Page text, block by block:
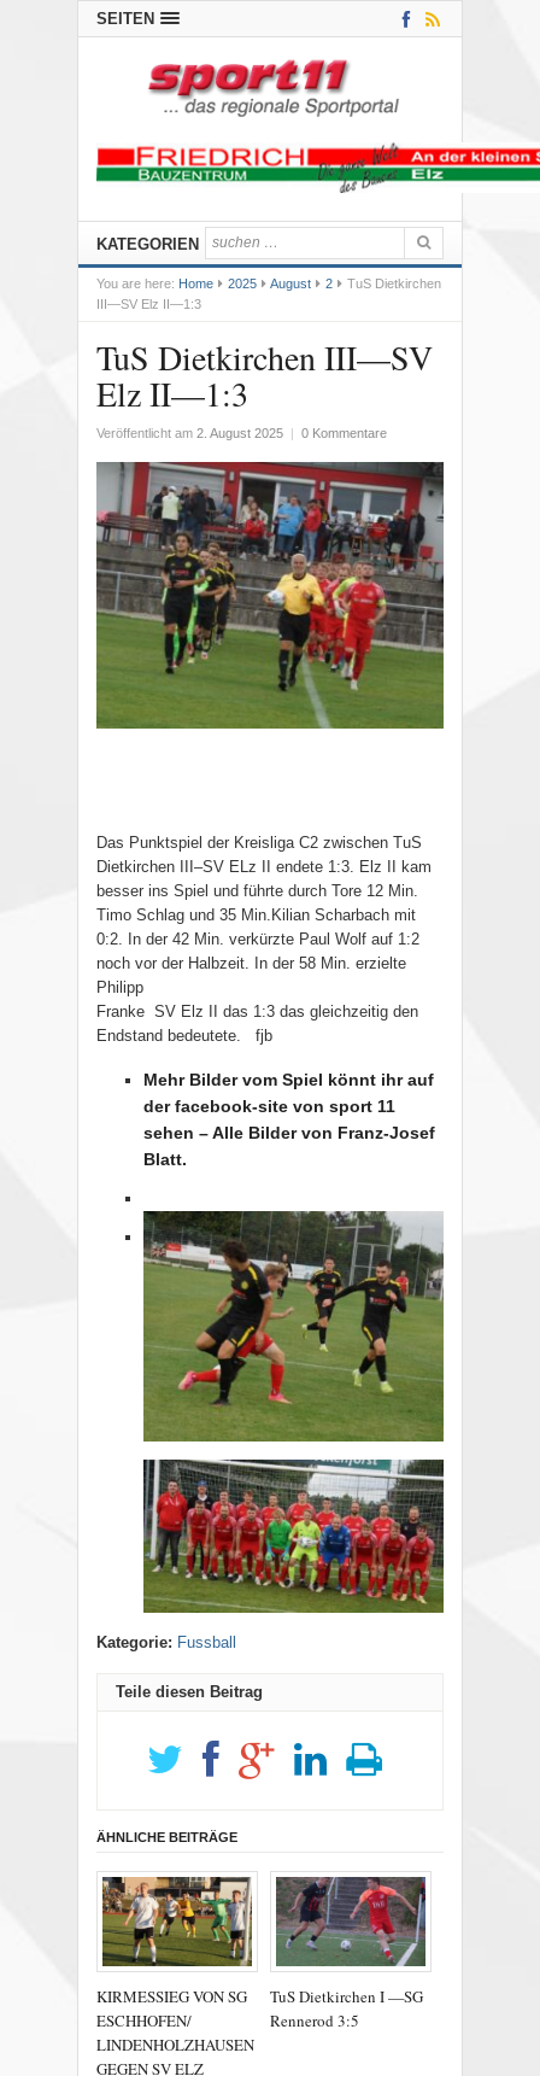
SEITEN
KATEGORIEN
You are here: Home 2025 August 2
TuS Dietkirchen
III—SV Elz II—1:3
TuS Dietkirchen III—SV
Elz II—1:3
Veröffentlicht am 2. August 2025 0 Kommentare
Das Punktspiel der Kreisliga C2 zwischen TuS
Dietkirchen III–SV ELz II endete 1:3. Elz II kam
besser ins Spiel und führte durch Tore 12 Min.
Timo Schlag und 35 Min.Kilian Scharbach mit
0:2. In der 42 Min. verkürzte Paul Wolf auf 1:2
noch vor der Halbzeit. In der 58 Min. erzielte
Philipp
Franke SV Elz II das 1:3 das gleichzeitig den
Endstand bedeutete. fjb
Mehr Bilder vom Spiel könnt ihr auf
der facebook-site von sport 11
sehen – Alle Bilder von Franz-Josef
Blatt.
Kategorie: Fussball
Teile diesen Beitrag
ÄHNLICHE BEITRÄGE
KIRMESSIEG VON SG
ESCHHOFEN/
LINDENHOLZHAUSEN
GEGEN SV ELZ
TuS Dietkirchen I —SG
Rennerod 3:5